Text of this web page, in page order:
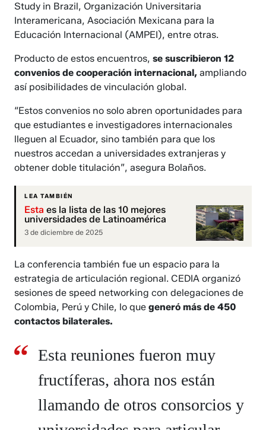
Study in Brazil, Organización Universitaria
Interamericana, Asociación Mexicana para la
Educación Internacional (AMPEI), entre otras.
Producto de estos encuentros,se suscribieron 12
convenios de cooperación internacional,ampliando
así posibilidades de vinculación global.
“Estos convenios no solo abren oportunidades para
que estudiantes e investigadores internacionales
lleguen al Ecuador, sino también para que los
nuestros accedan a universidades extranjeras y
obtener doble titulación”, asegura Bolaños.
LEA TAMBIÉN
Esta es la lista de las 10 mejores
universidades de Latinoamérica
3 de diciembre de 2025
La conferencia también fue un espacio para la
estrategia de articulación regional. CEDIA organizó
sesiones de speed networking con delegaciones de
Colombia, Perú y Chile, lo quegeneró más de 450
contactos bilaterales.
Esta reuniones fueron muy
fructíferas, ahora nos están
llamando de otros consorcios y